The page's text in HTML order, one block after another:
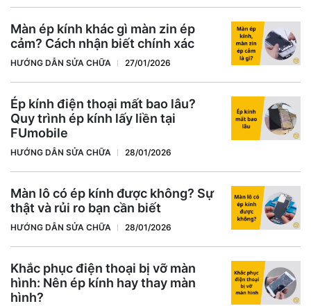
Màn ép kính khác gì màn zin ép
cảm? Cách nhận biết chính xác
HƯỚNG DẪN SỬA CHỮA 27/01/2026
Ép kính điện thoại mất bao lâu?
Quy trình ép kính lấy liền tại
FUmobile
HƯỚNG DẪN SỬA CHỮA 28/01/2026
Màn lô có ép kính được không? Sự
thật và rủi ro bạn cần biết
HƯỚNG DẪN SỬA CHỮA 28/01/2026
Khắc phục điện thoại bị vỡ màn
hình: Nên ép kính hay thay màn
hình?